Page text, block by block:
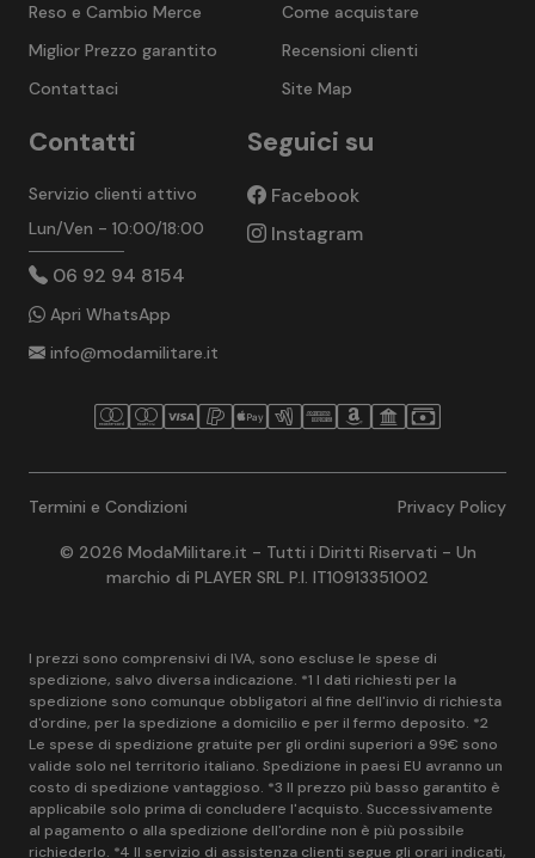
Come acquistare
Recensioni clienti
Site Map
Reso e Cambio Merce
Miglior Prezzo garantito
Contattaci
Contatti
Servizio clienti attivo
Lun/Ven - 10:00/18:00
06 92 94 8154
Apri WhatsApp
info@modamilitare.it
Seguici su
Facebook
Instagram
Termini e Condizioni Privacy Policy
© 2026 ModaMilitare.it - Tutti i Diritti Riservati - Un
marchio di PLAYER SRL P.I. IT10913351002
I prezzi sono comprensivi di IVA, sono escluse le spese di
spedizione, salvo diversa indicazione. *1 I dati richiesti per la
spedizione sono comunque obbligatori al fine dell'invio di richiesta
d'ordine, per la spedizione a domicilio e per il fermo deposito. *2
Le spese di spedizione gratuite per gli ordini superiori a 99€ sono
valide solo nel territorio italiano. Spedizione in paesi EU avranno un
costo di spedizione vantaggioso. *3 Il prezzo più basso garantito è
applicabile solo prima di concludere l'acquisto. Successivamente
al pagamento o alla spedizione dell'ordine non è più possibile
richiederlo. *4 Il servizio di assistenza clienti segue gli orari indicati,